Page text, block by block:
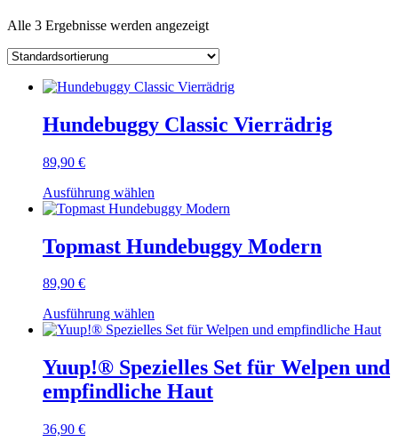
Alle 3 Ergebnisse werden angezeigt
Hundebuggy Classic Vierrädrig
89,90 €
Ausführung wählen
Produkt
mehrere
Varianten
können
auf
Produktseite
gewählt
werden
Topmast Hundebuggy Modern
89,90 €
Ausführung wählen
Produkt
mehrere
Varianten
auf.
Yuup!® Spezielles Set für Welpen und
empfindliche Haut
36,90 €